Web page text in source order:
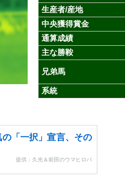
生産者/産地
中央獲得賞金
通算成績
主な勝鞍
兄弟馬
系統
「一択」宣言、その
提供：久光＆前田のウマヒロバ